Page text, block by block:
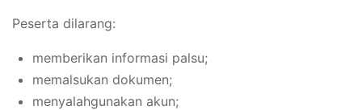
Peserta dilarang:
memberikan informasi palsu;
memalsukan dokumen;
menyalahgunakan akun;